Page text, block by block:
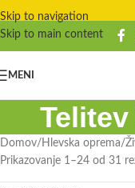
Skip to navigation
Skip to main content
MENI
Domov/ Hlevska oprema/
Prikazovanje 1–24 od 31